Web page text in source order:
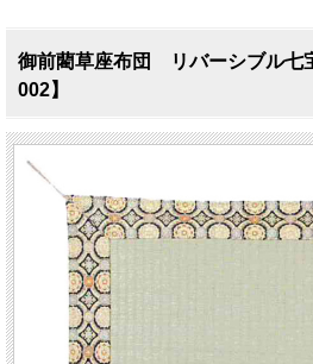
御前藺草座布団 リバーシブル
002】